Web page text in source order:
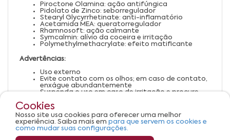
Piroctone Olamina: ação antifúngica
Pidolato de Zinco: seborregulador
Stearyl Glycyrrhetinate: anti-inflamatório
Acetamida MEA: queratorregulador
Rhamnosoft: ação calmante
Symcalmin: alívio da coceira e irritação
Polymethylmethacrylate: efeito matificante
Advertências:
Uso externo
Evite contato com os olhos; em caso de contato,
enxágue abundantemente
Suspenda o uso em caso de irritação e procure
Não aplicar sobre pele lesionada
Manter fora do alcance de crianças
Armazenar em local fresco e seco, protegido da
luz solar direta
Cookies
Nosso site usa cookies para oferecer uma melhor
experiência. Saiba mais em para que servem os cookies e
como mudar suas configurações.